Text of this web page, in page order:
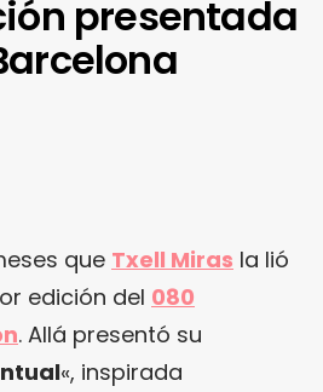
presentada
que Txell Miras la lió
edición del 080
. Allá presentó su
«, inspirada